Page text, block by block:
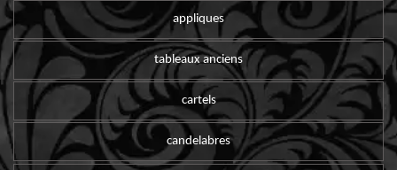
appliques
tableaux anciens
cartels
candelabres